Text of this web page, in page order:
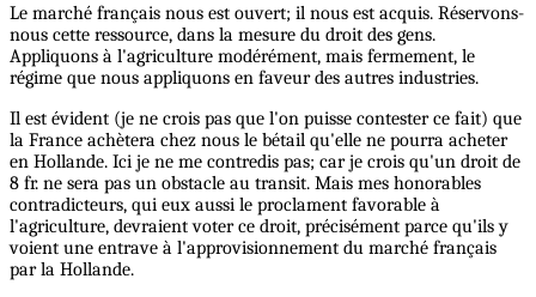
Le marché français nous est ouvert; il nous est acquis. Réservons-
nous cette ressource, dans la mesure du droit des gens.
Appliquons à l'agriculture modérément, mais fermement, le
régime que nous appliquons en faveur des autres industries.
Il est évident (je ne crois pas que l'on puisse contester ce fait) que
la France achètera chez nous le bétail qu'elle ne pourra acheter
en Hollande. Ici je ne me contredis pas; car je crois qu'un droit de
8 fr. ne sera pas un obstacle au transit. Mais mes honorables
contradicteurs, qui eux aussi le proclament favorable à
l'agriculture, devraient voter ce droit, précisément parce qu'ils y
voient une entrave à l'approvisionnement du marché français
par la Hollande.